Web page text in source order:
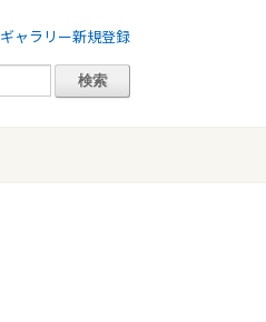
ギャラリー新規登録